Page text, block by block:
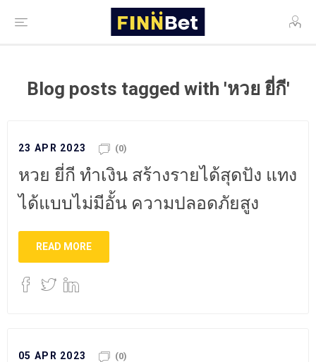
Blog posts tagged with 'หวย ยี่กี'
23 APR 2023 (0)
หวย ยี่กี ทำเงิน สร้างรายได้สุดปัง แทง
ได้แบบไม่มีอั้น ความปลอดภัยสูง
READ MORE
05 APR 2023 (0)